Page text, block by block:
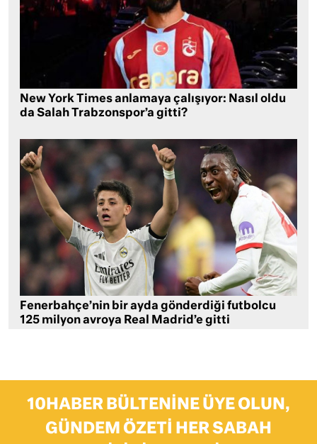
New York Times anlamaya çalışıyor: Nasıl oldu
da Salah Trabzonspor’a gitti?
Fenerbahçe’nin bir ayda gönderdiği futbolcu
125 milyon avroya Real Madrid’e gitti
10HABER BÜLTENINE ÜYE OLUN,
GÜNDEM ÖZETI HER SABAH